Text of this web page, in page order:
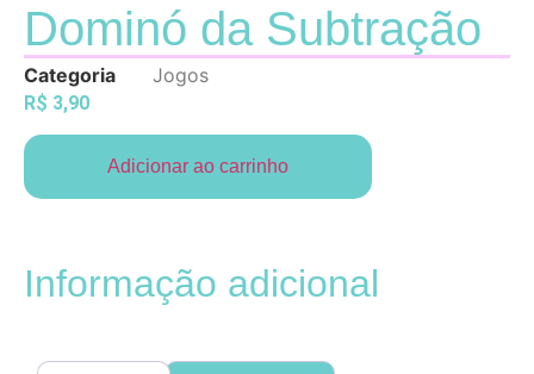
Dominó da Subtração
Categoria Jogos
R$ 3,90
Adicionar ao carrinho
Informação adicional